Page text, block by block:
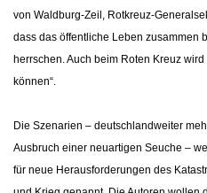
von Waldburg-Zeil, Rotkreuz-
dass das öffentliche Leben zusammen
herrschen. Auch beim Roten Kreuz
können“.
Die Szenarien – deutschlandweiter
Ausbruch einer neuartigen Seuche –
für neue Herausforderungen des